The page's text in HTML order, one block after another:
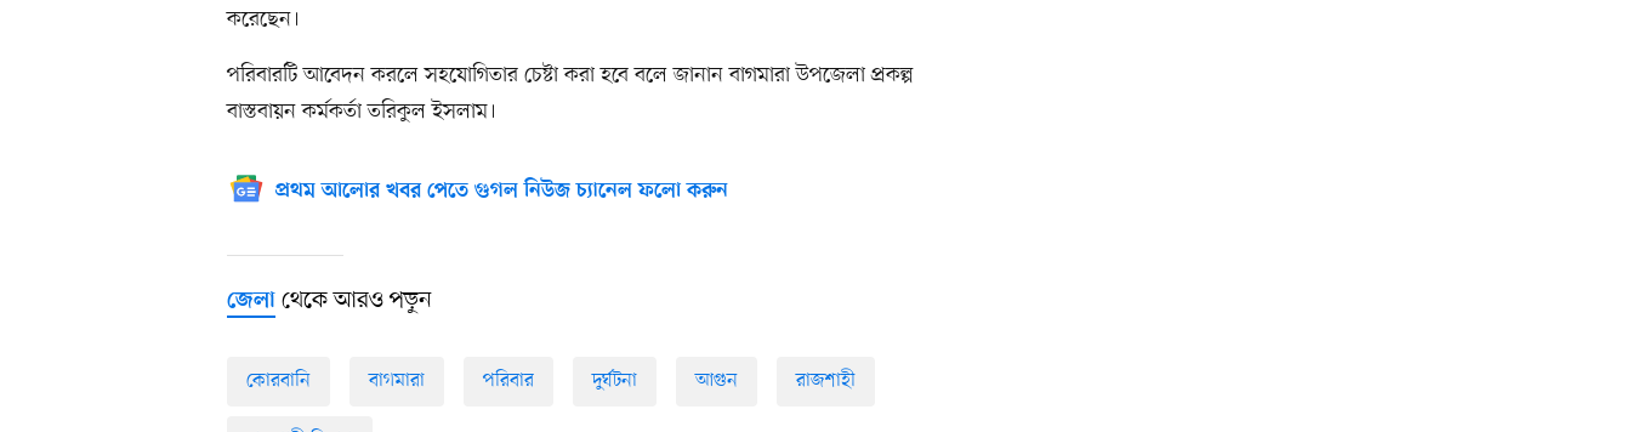
করেছেন।
পরিবারটি আবেদন করলে সহযোগিতার চেষ্টা করা হবে বলে জানান বাগমারা উপজেলা প্রকল্প
বাস্তবায়ন কর্মকর্তা তরিকুল ইসলাম।
প্রথম আলোর খবর পেতে গুগল নিউজ চ্যানেল ফলো করুন
জেলা থেকে আরও পড়ুন
কোরবানি বাগমারা পরিবার দুর্ঘটনা আগুন রাজশাহী